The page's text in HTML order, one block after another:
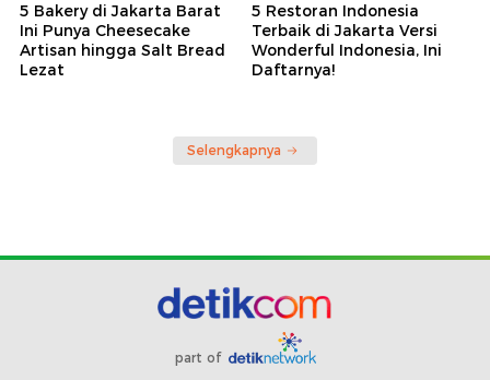
5 Bakery di Jakarta Barat
Ini Punya Cheesecake
Artisan hingga Salt Bread
Lezat
5 Restoran Indonesia
Terbaik di Jakarta Versi
Wonderful Indonesia, Ini
Daftarnya!
Selengkapnya
part of